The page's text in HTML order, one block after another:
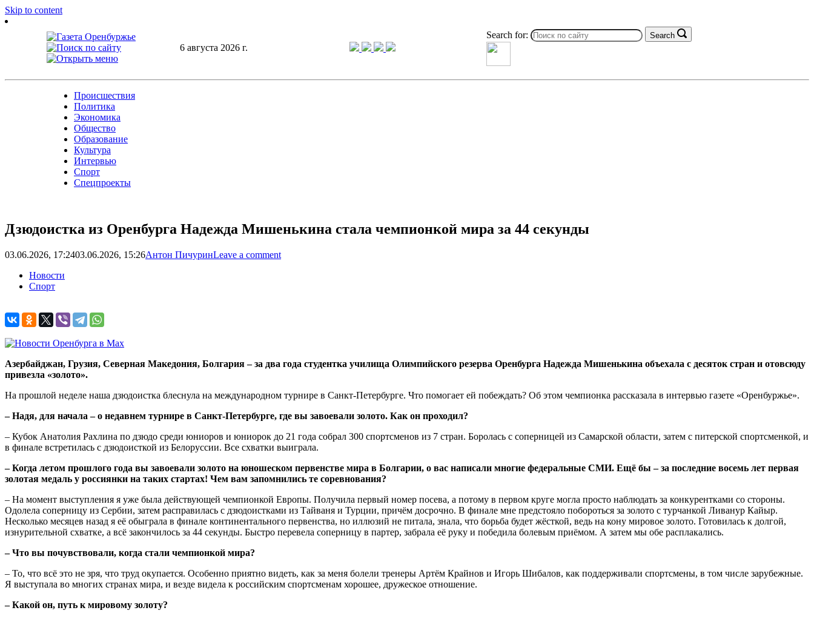
Skip to content
6 августа 2026 г.
Search for: Search
Происшествия
Политика
Экономика
Общество
Образование
Культура
Интервью
Спорт
Спецпроекты
Дзюдоистка из Оренбурга Надежда Мишенькина стала чемпионкой мира за 44 секунды
03.06.2026, 17:2403.06.2026, 15:26Антон ПичуринLeave a comment
Новости
Спорт
Азербайджан, Грузия, Северная Македония, Болгария – за два года студентка училища Олимпийского резерва Оренбурга Надежда Мишенькина объехала с десяток стран и отовсюду
привезла «золото».
На прошлой неделе наша дзюдоистка блеснула на международном турнире в Санкт-Петербурге. Что помогает ей побеждать? Об этом чемпионка рассказала в интервью газете «Оренбуржье».
– Надя, для начала – о недавнем турнире в Санкт-Петербурге, где вы завоевали золото. Как он проходил?
– Кубок Анатолия Рахлина по дзюдо среди юниоров и юниорок до 21 года собрал 300 спортсменов из 7 стран. Боролась с соперницей из Самарской области, затем с питерской спортсменкой, и
в финале встретилась с дзюдоисткой из Белоруссии. Все схватки выиграла.
– Когда летом прошлого года вы завоевали золото на юношеском первенстве мира в Болгарии, о вас написали многие федеральные СМИ. Ещё бы – за последние восемь лет первая
золотая медаль у россиянки на таких стартах! Чем вам запомнились те соревнования?
– На момент выступления я уже была действующей чемпионкой Европы. Получила первый номер посева, а потому в первом круге могла просто наблюдать за конкурентками со стороны.
Одолела соперницу из Сербии, затем расправилась с дзюдоистками из Тайваня и Турции, причём досрочно. В финале мне предстояло побороться за золото с турчанкой Ливанур Кайыр.
Несколько месяцев назад я её обыграла в финале континентального первенства, но иллюзий не питала, знала, что борьба будет жёсткой, ведь на кону мировое золото. Готовилась к долгой,
изнурительной схватке, а всё закончилось за 44 секунды. Быстро перевела соперницу в партер, забрала её руку и победила болевым приёмом. А затем мы обе расплакались.
– Что вы почувствовали, когда стали чемпионкой мира?
– То, что всё это не зря, что труд окупается. Особенно приятно видеть, как за меня болели тренеры Артём Крайнов и Игорь Шибалов, как поддерживали спортсмены, в том числе зарубежные.
Я выступала во многих странах мира, и везде видела к российским спортсменам хорошее, дружеское отношение.
– Какой он, путь к мировому золоту?